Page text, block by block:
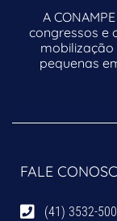
A
congressos e
pequenas
FALE
(41) 3532-